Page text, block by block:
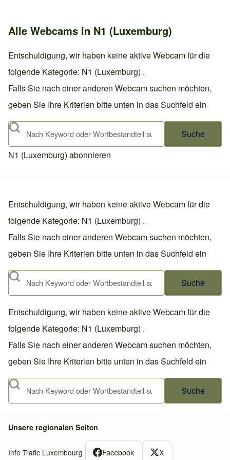
Alle Webcams in N1 (Luxemburg)
Entschuldigung, wir haben keine aktive Webcam für die
folgende Kategorie: N1 (Luxemburg) .
Falls Sie nach einer anderen Webcam suchen möchten,
geben Sie Ihre Kriterien bitte unten in das Suchfeld ein
Suche
N1 (Luxemburg) abonnieren
Entschuldigung, wir haben keine aktive Webcam für die
folgende Kategorie: N1 (Luxemburg) .
Falls Sie nach einer anderen Webcam suchen möchten,
geben Sie Ihre Kriterien bitte unten in das Suchfeld ein
Suche
Entschuldigung, wir haben keine aktive Webcam für die
folgende Kategorie: N1 (Luxemburg) .
Falls Sie nach einer anderen Webcam suchen möchten,
geben Sie Ihre Kriterien bitte unten in das Suchfeld ein
Suche
Unsere regionalen Seiten
Info Trafic Luxembourg Facebook X